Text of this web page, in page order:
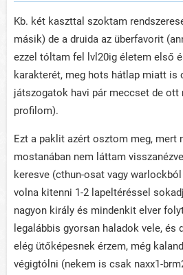
Kb. két kaszttal szoktam
másik) de a druida az überfavorit
ezzel tóltam fel lvl20ig életem első
karakterét, meg hots hátlap miatt is
játszogatok havi pár meccset de ott
profilom).
Ezt a paklit azért osztom meg, mert
mostanában nem láttam
keresve (cthun-osat vagy
volna kitenni 1-2 lapeltéréssel
nagyon király és mindenkit elver
legalábbis gyorsan haladok vele, és
elég ütőképesnek érzem, még
végigtólni (nekem is csak naxx1-